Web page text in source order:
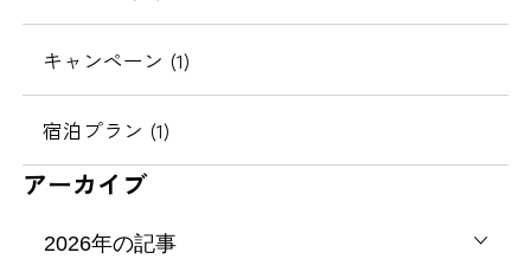
キャンペーン (1)
宿泊プラン (1)
アーカイブ
2026年の記事